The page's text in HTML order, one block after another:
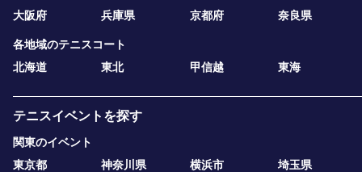
大阪府
兵庫県 京都府 奈良県
各地域のテニスコート
北海道
東北 甲信越 東海
テニスイベントを探す
関東のイベント
東京都
神奈川県 横浜市 埼玉県